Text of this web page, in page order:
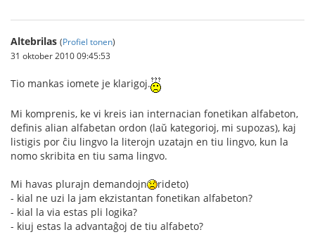
Altebrilas (Profiel tonen)
31 oktober 2010 09:45:53
Tio mankas iomete je klarigoj.
Mi komprenis, ke vi kreis ian internacian fonetikan alfabeton,
definis alian alfabetan ordon (laŭ kategorioj, mi supozas), kaj
listigis por ĉiu lingvo la literojn uzatajn en tiu lingvo, kun la
nomo skribita en tiu sama lingvo.
Mi havas plurajn demandojn
rideto)
- kial ne uzi la jam ekzistantan fonetikan alfabeton?
- kial la via estas pli logika?
- kiuj estas la advantaĝoj de tiu alfabeto?